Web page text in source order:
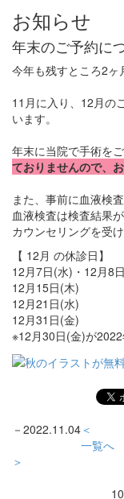
お知らせ
年末のご予約に
今年も残すところ2ヶ
11月に入り、12月の
います。
年末に当院で手術を
ておりませんので、
また、事前に血液検
血液検査は検査結果
カウンセリングを受
【 12月 の休診日】
12月7日(水)・12月8
12月15日(木)
12月21日(水)
12月31日(金)
※12月30日(金)が2022
－ 2022.11.04＜
一覧へ
＞